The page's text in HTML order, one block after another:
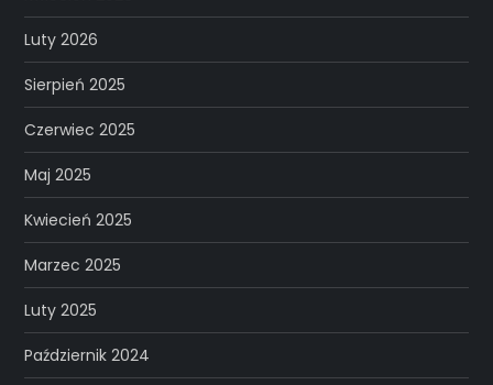
Luty 2026
Sierpień 2025
Czerwiec 2025
Maj 2025
Kwiecień 2025
Marzec 2025
Luty 2025
Październik 2024